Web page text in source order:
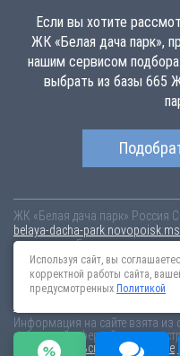
Если вы хотите
ЖК «Белая дача парк»,
нашим сервисом
выбрать из базы
ЖК «Белая дача парк» Россия
belaya-dacha-
комплексе «Белая дача парк»
застройщик»» в г.
7.44 млн рублей!
Информация на сайте взята из
публичной офертой и
Пользовательское соглашение
Используя сайт, вы
корректной работы сайта,
предусмотренных Политикой